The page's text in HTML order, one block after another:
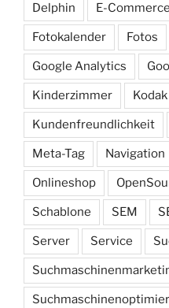
Delphin E-Commerce
Fotokalender Fotos
Google Analytics
Kinderzimmer Kodak
Kundenfreundlichkeit
Meta-Tag Navigation
Onlineshop
Schablone SEM
Server Service